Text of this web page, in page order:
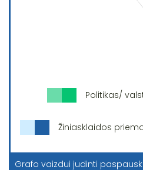
Politikas/
Žiniasklaidos
Grafo vaizdui judinti